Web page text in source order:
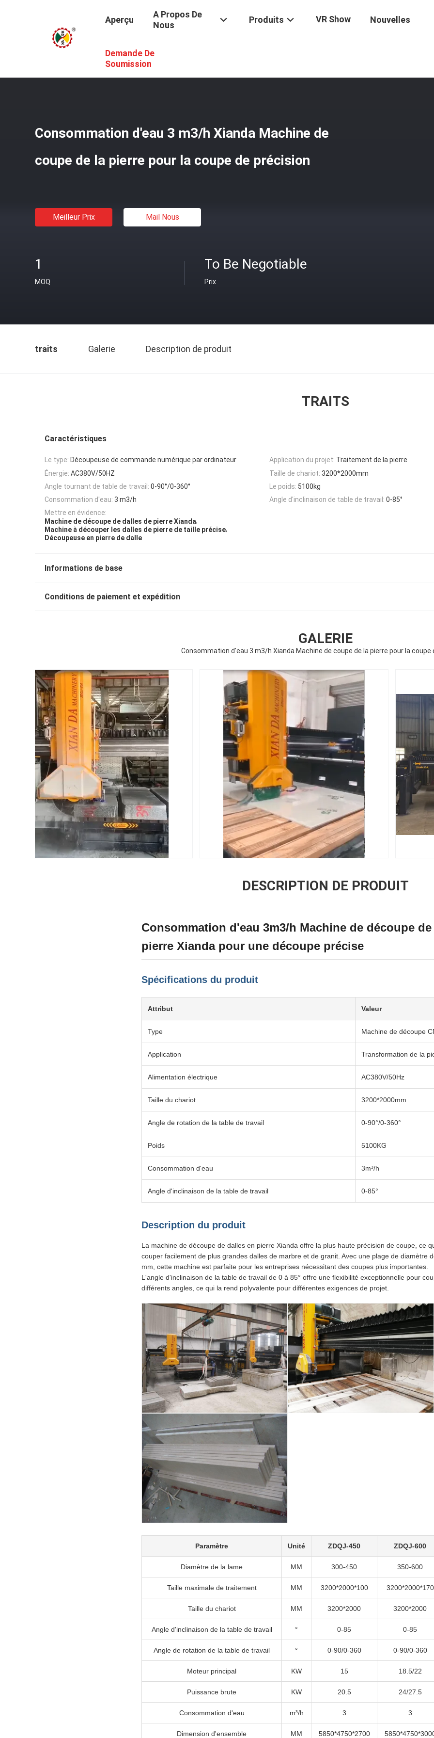
Aperçu
A Propos De
Nous
Produits VR Show Nouvelles
Demande De
Soumission
Découpeuse En Pierre De Dalle
Consommation d'eau 3 m3/h Xianda Machine de
coupe de la pierre pour la coupe de précision
Meilleur Prix Mail Nous
1
MOQ
To Be Negotiable
Prix
traits Galerie Description de produit
TRAITS
Caractéristiques
Le type: Découpeuse de commande numérique par ordinateur Application du projet: Traitement de la pierre
Énergie: AC380V/50HZ Taille de chariot: 3200*2000mm
Angle tournant de table de travail: 0-90°/0-360° Le poids: 5100kg
Consommation d'eau: 3 m3/h Angle d'inclinaison de table de travail: 0-85°
Mettre en évidence:
Machine de découpe de dalles de pierre Xianda,
Machine à découper les dalles de pierre de taille précise,
Découpeuse en pierre de dalle
Informations de base
Conditions de paiement et expédition
GALERIE
Consommation d'eau 3 m3/h Xianda Machine de coupe de la pierre pour la coupe
DESCRIPTION DE PRODUIT
Consommation d'eau 3m3/h Machine de découpe
pierre Xianda pour une découpe précise
Spécifications du produit
Attribut Valeur
Type Machine de découpe
Application Transformation de la
Alimentation électrique AC380V/50Hz
Taille du chariot 3200*2000mm
Angle de rotation de la table de travail 0-90°/0-360°
Poids 5100KG
Consommation d'eau 3m³/h
Angle d'inclinaison de la table de travail 0-85°
Description du produit
La machine de découpe de dalles en pierre Xianda offre la plus haute précision de coupe, ce
couper facilement de plus grandes dalles de marbre et de granit. Avec une plage de diamètre
mm, cette machine est parfaite pour les entreprises nécessitant des coupes plus importantes.
L'angle d'inclinaison de la table de travail de 0 à 85° offre une flexibilité exceptionnelle pour
différents angles, ce qui la rend polyvalente pour différentes exigences de projet.
Paramètre Unité ZDQJ-450 ZDQJ-600
Diamètre de la lame MM 300-450 350-600
Taille maximale de traitement MM 3200*2000*100 3200*2000*170
Taille du chariot MM 3200*2000 3200*2000
Angle d'inclinaison de la table de travail ° 0-85 0-85
Angle de rotation de la table de travail ° 0-90/0-360 0-90/0-360
Moteur principal KW 15 18.5/22
Puissance brute KW 20.5 24/27.5
Consommation d'eau m³/h 3 3
Dimension d'ensemble MM 5850*4750*2700